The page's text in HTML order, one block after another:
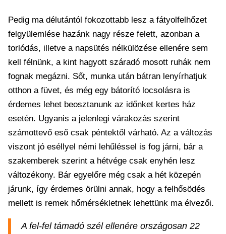
Pedig ma délutántól fokozottabb lesz a fátyolfelhőzet
felgyülemlése hazánk nagy része felett, azonban a
torlódás, illetve a napsütés nélkülözése ellenére sem
kell félnünk, a kint hagyott száradó mosott ruhák nem
fognak megázni. Sőt, munka után bátran lenyírhatjuk
otthon a füvet, és még egy bátorító locsolásra is
érdemes lehet beosztanunk az időnket kertes ház
esetén. Ugyanis a jelenlegi várakozás szerint
számottevő eső csak péntektől várható. Az a változás
viszont jó eséllyel némi lehűléssel is fog járni, bár a
szakemberek szerint a hétvége csak enyhén lesz
változékony. Bár egyelőre még csak a hét közepén
járunk, így érdemes örülni annak, hogy a felhősödés
mellett is remek hőmérsékletnek lehettünk ma élvezői.
A fel-fel támadó szél ellenére országosan 22